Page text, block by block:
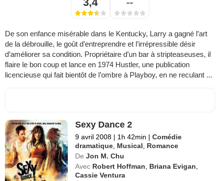
De son enfance misérable dans le Kentucky, Larry a gagné l’art
de la débrouille, le goût d’entreprendre et l’irrépressible désir
d’améliorer sa condition. Propriétaire d’un bar à stripteaseuses, il
flaire le bon coup et lance en 1974 Hustler, une publication
licencieuse qui fait bientôt de l’ombre à Playboy, en ne reculant ...
Sexy Dance 2
9 avril 2008 | 1h 42min | Comédie
dramatique Musical
Romance
De Jon M. Chu
Avec Robert Hoffman Briana Evigan
Cassie Ventura